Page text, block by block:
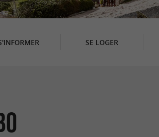
SE LOGER